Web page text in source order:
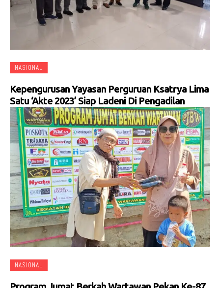
NASIONAL
Kepengurusan Yayasan Perguruan Ksatrya Lima
Satu ‘Akte 2023’ Siap Ladeni Di Pengadilan
NASIONAL